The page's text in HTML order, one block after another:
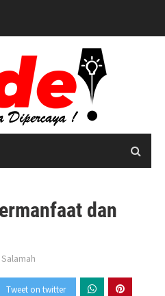
dan
Tweet on twitter